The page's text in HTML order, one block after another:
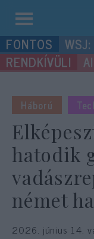
Kilépés
a
tartalomba
Háború
hatodik
német
2026. június 14.